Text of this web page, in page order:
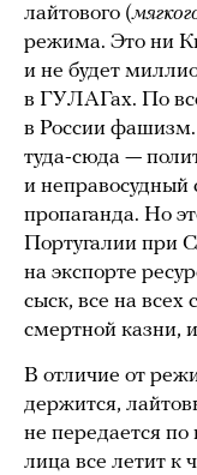
лайтового (
режима. Это ни
и не будет
в ГУЛАГах. По
в России
туда-сюда —
и неправосудный
пропаганда. Но
Португалии при
на экспорте
сыск, все на всех
смертной казни,
В отличие от
держится,
не передается по
лица все летит к